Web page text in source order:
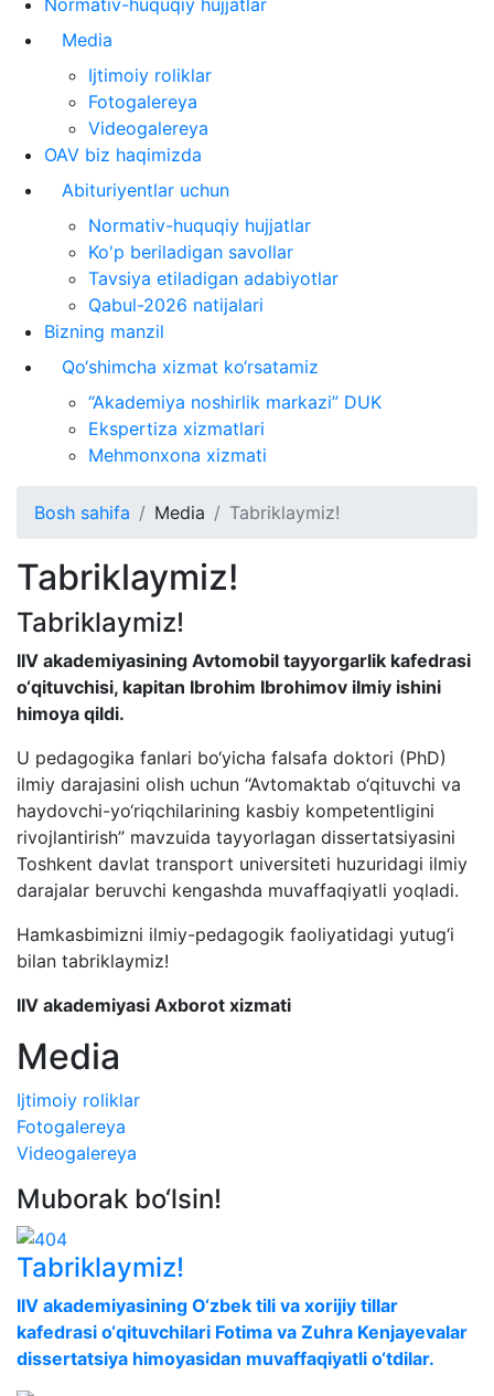
Normativ-huquqiy hujjatlar
Media
Ijtimoiy roliklar
Fotogalereya
Videogalereya
OAV biz haqimizda
Abituriyentlar uchun
Normativ-huquqiy hujjatlar
Ko'p beriladigan savollar
Tavsiya etiladigan adabiyotlar
Qabul-2026 natijalari
Bizning manzil
Qo‘shimcha xizmat ko‘rsatamiz
“Akademiya noshirlik markazi” DUK
Ekspertiza xizmatlari
Mehmonxona xizmati
Bosh sahifa Media Tabriklaymiz!
Tabriklaymiz!
Tabriklaymiz!
IIV akademiyasining Avtomobil tayyorgarlik kafedrasi
o‘qituvchisi, kapitan Ibrohim Ibrohimov ilmiy ishini
himoya qildi.
U pedagogika fanlari bo‘yicha falsafa doktori (PhD)
ilmiy darajasini olish uchun “Avtomaktab o‘qituvchi va
haydovchi-yo‘riqchilarining kasbiy kompetentligini
rivojlantirish” mavzuida tayyorlagan dissertatsiyasini
Toshkent davlat transport universiteti huzuridagi ilmiy
darajalar beruvchi kengashda muvaffaqiyatli yoqladi.
Hamkasbimizni ilmiy-pedagogik faoliyatidagi yutug‘i
bilan tabriklaymiz!
IIV akademiyasi Axborot xizmati
Media
Ijtimoiy roliklar
Fotogalereya
Videogalereya
Muborak bo‘lsin!
Tabriklaymiz!
IIV akademiyasining O‘zbek tili va xorijiy tillar
kafedrasi o‘qituvchilari Fotima va Zuhra Kenjayevalar
dissertatsiya himoyasidan muvaffaqiyatli o‘tdilar.